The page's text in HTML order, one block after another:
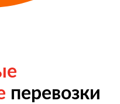
перевозки